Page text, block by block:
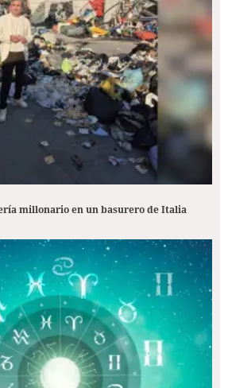
millonario en un basurero de Italia